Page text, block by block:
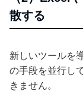
散する
新しいツールを
の手段を並行し
きません。